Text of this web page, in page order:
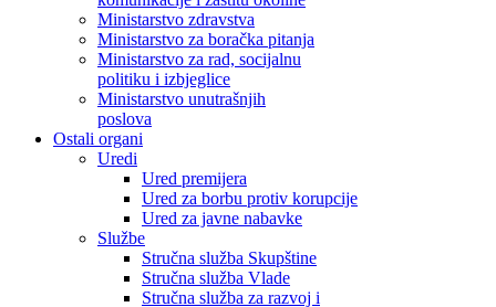
Ministarstvo zdravstva
Ministarstvo za boračka pitanja
Ministarstvo za rad, socijalnu
politiku i izbjeglice
Ministarstvo unutrašnjih
poslova
Ostali organi
Uredi
Ured premijera
Ured za borbu protiv korupcije
Ured za javne nabavke
Službe
Stručna služba Skupštine
Stručna služba Vlade
Stručna služba za razvoj i